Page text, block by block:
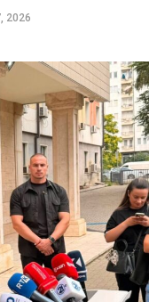
e tyre për këtë
e Republikës
zbardhjen e plotë
e
dhe në
/E.A/
2026